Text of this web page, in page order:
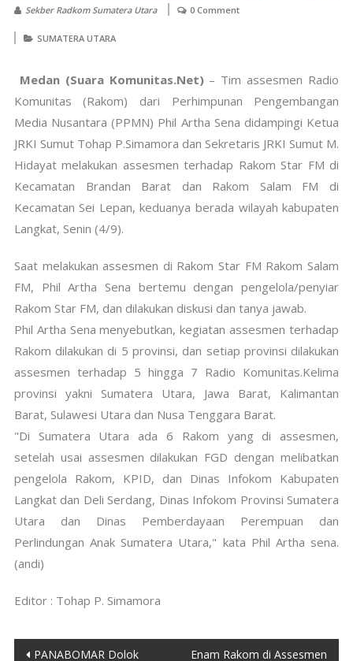
Sekber Radkom Sumatera Utara 0 Comment
SUMATERA UTARA
Medan (Suara Komunitas.Net) – Tim assesmen Radio
Komunitas (Rakom) dari Perhimpunan Pengembangan
Media Nusantara (PPMN) Phil Artha Sena didampingi Ketua
JRKI Sumut Tohap P.Simamora dan Sekretaris JRKI Sumut M.
Hidayat melakukan assesmen terhadap Rakom Star FM di
Kecamatan Brandan Barat dan Rakom Salam FM di
Kecamatan Sei Lepan, keduanya berada wilayah kabupaten
Langkat, Senin (4/9).
Saat melakukan assesmen di Rakom Star FM Rakom Salam
FM, Phil Artha Sena bertemu dengan pengelola/penyiar
Rakom Star FM, dan dilakukan diskusi dan tanya jawab.
Phil Artha Sena menyebutkan, kegiatan assesmen terhadap
Rakom dilakukan di 5 provinsi, dan setiap provinsi dilakukan
assesmen terhadap 5 hingga 7 Radio Komunitas.Kelima
provinsi yakni Sumatera Utara, Jawa Barat, Kalimantan
Barat, Sulawesi Utara dan Nusa Tenggara Barat.
"Di Sumatera Utara ada 6 Rakom yang di assesmen,
setelah usai assesmen dilakukan FGD dengan melibatkan
pengelola Rakom, KPID, dan Dinas Infokom Kabupaten
Langkat dan Deli Serdang, Dinas Infokom Provinsi Sumatera
Utara dan Dinas Pemberdayaan Perempuan dan
Perlindungan Anak Sumatera Utara," kata Phil Artha sena.
(andi)
Editor : Tohap P. Simamora
Post
PANABOMAR Dolok
Enam Rakom di Assesmen